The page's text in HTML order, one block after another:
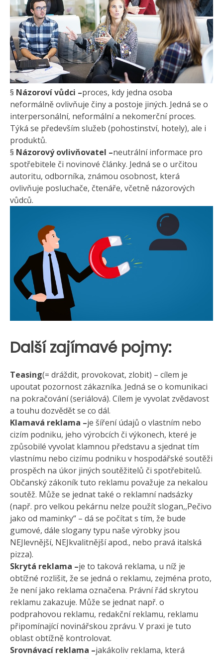
§ Názoroví vůdci –proces, kdy jedna osoba
neformálně ovlivňuje činy a postoje jiných. Jedná se o
interpersonální, neformální a nekomerční proces.
Týká se především služeb (pohostinství, hotely), ale i
produktů.
§ Názorový ovlivňovatel –neutrální informace pro
spotřebitele či novinové články. Jedná se o určitou
autoritu, odborníka, známou osobnost, která
ovlivňuje posluchače, čtenáře, včetně názorových
vůdců.
Další zajímavé pojmy:
Teasing(= dráždit, provokovat, zlobit) – cílem je
upoutat pozornost zákazníka. Jedná se o komunikaci
na pokračování (seriálová). Cílem je vyvolat zvědavost
a touhu dozvědět se co dál.
Klamavá reklama –je šíření údajů o vlastním nebo
cizím podniku, jeho výrobcích či výkonech, které je
způsobilé vyvolat klamnou představu a sjednat tím
vlastnímu nebo cizímu podniku v hospodářské soutěži
prospěch na úkor jiných soutěžitelů či spotřebitelů.
Občanský zákoník tuto reklamu považuje za nekalou
soutěž. Může se jednat také o reklamní nadsázky
(např. pro velkou pekárnu nelze použít slogan,,Pečivo
jako od maminky“ – dá se počítat s tím, že bude
gumové, dále slogany typu naše výrobky jsou
NEJlevnější, NEJkvalitnější apod., nebo pravá italská
pizza).
Skrytá reklama –je to taková reklama, u níž je
obtížné rozlišit, že se jedná o reklamu, zejména proto,
že není jako reklama označena. Právní řád skrytou
reklamu zakazuje. Může se jednat např. o
podprahovou reklamu, redakční reklamu, reklamu
připomínající novinářskou zprávu. V praxi je tuto
oblast obtížně kontrolovat.
Srovnávací reklama –jakákoliv reklama, která